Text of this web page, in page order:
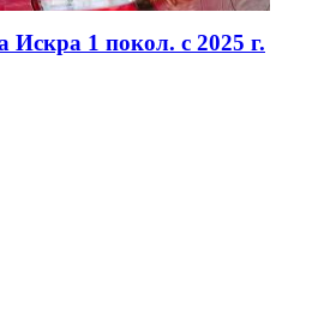
1 покол. с 2025 г.